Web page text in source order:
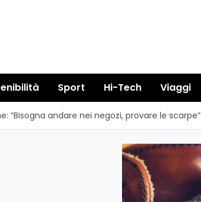
Sport Hi-Tech Viaggi
“Bisogna andare nei negozi, provare le scarpe”